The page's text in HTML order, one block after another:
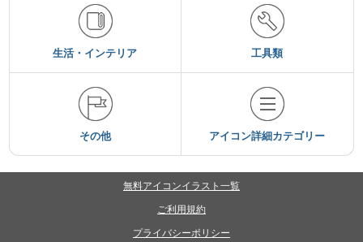
生活・インテリア 工具類
その他 アイコン詳細カテゴリー
無料アイコンイラスト一覧
ご利用規約
プライバシーポリシー